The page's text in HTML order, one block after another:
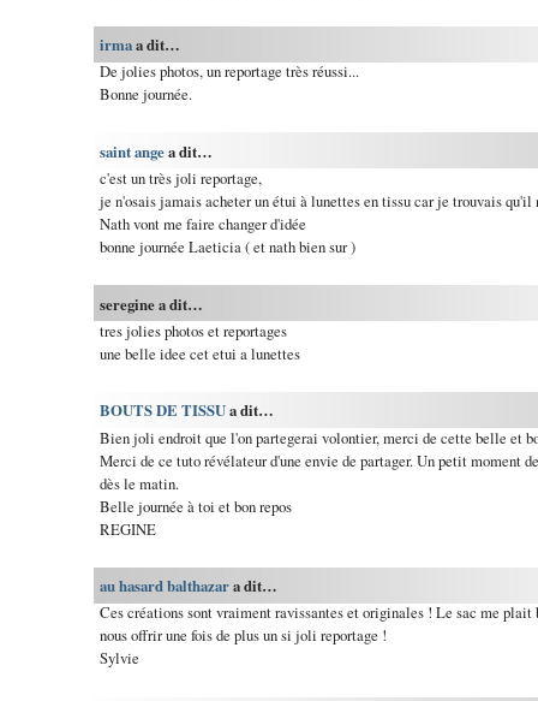
irmaa dit…
De jolies photos, un reportage très réussi...
Bonne journée.
saint angea dit…
c'est un très joli reportage,
je n'osais jamais acheter un étui à lunettes en tissu car je trouvais qu'il
Nath vont me faire changer d'idée
bonne journée Laeticia ( et nath bien sur )
seregine a dit…
tres jolies photos et reportages
une belle idee cet etui a lunettes
BOUTS DE TISSUa dit…
Bien joli endroit que l'on partegerai volontier, merci de cette belle et
Merci de ce tuto révélateur d'une envie de partager. Un petit moment
dès le matin.
Belle journée à toi et bon repos
REGINE
au hasard balthazara dit…
Ces créations sont vraiment ravissantes et originales ! Le sac me
nous offrir une fois de plus un si joli reportage !
Sylvie